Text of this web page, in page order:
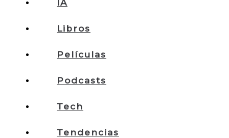
IA
Libros
Películas
Podcasts
Tech
Tendencias